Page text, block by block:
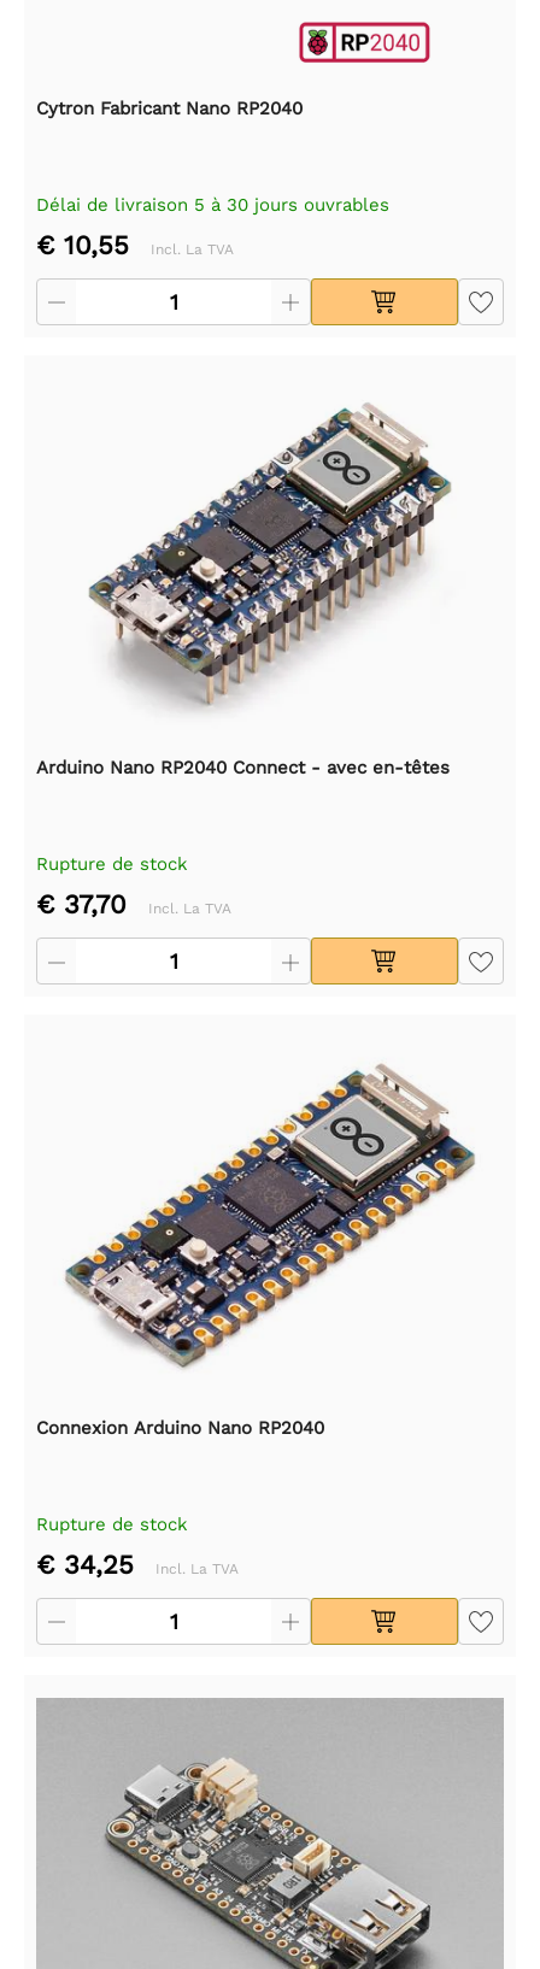
Cytron Fabricant Nano RP2040
Délai de livraison 5 à 30 jours ouvrables
€ 10,55 Incl. La TVA
Arduino Nano RP2040 Connect - avec en-têtes
Rupture de stock
€ 37,70 Incl. La TVA
Connexion Arduino Nano RP2040
Rupture de stock
€ 34,25 Incl. La TVA